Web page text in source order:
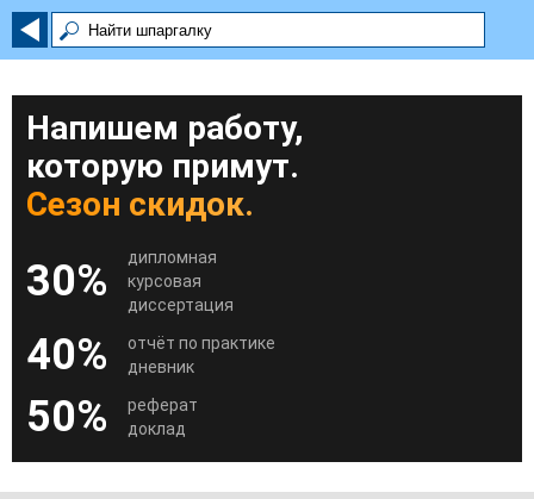
Напишем работу,
которую примут.
Сезон скидок.
30%
дипломная
курсовая
диссертация
40%
отчёт по практике
дневник
50%
реферат
доклад